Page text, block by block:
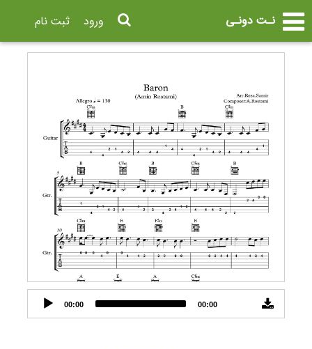
نـت دونـی ثبت نام ورود
Audio
Player
00:00 00:00